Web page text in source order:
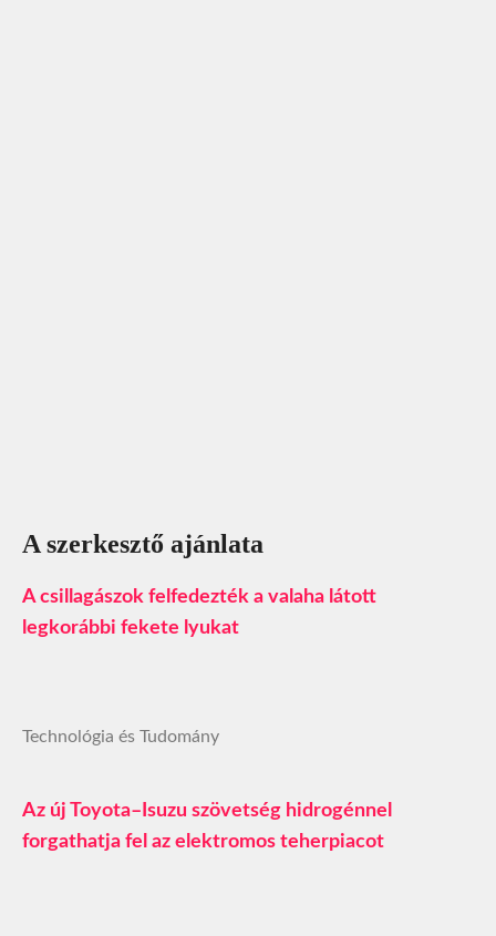
A szerkesztő ajánlata
A csillagászok felfedezték a valaha látott
legkorábbi fekete lyukat
Technológia és Tudomány
Az új Toyota–Isuzu szövetség hidrogénnel
forgathatja fel az elektromos teherpiacot